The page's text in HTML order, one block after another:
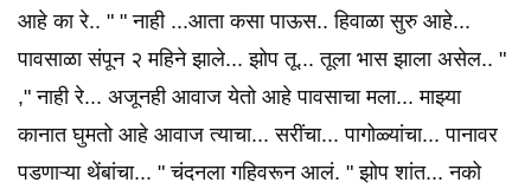
आहे का रे.. " " नाही ...आता कसा पाऊस.. हिवाळा सुरु आहे...
पावसाळा संपून २ महिने झाले... झोप तू... तूला भास झाला असेल.. "
," नाही रे... अजूनही आवाज येतो आहे पावसाचा मला... माझ्या
कानात घुमतो आहे आवाज त्याचा... सरींचा... पागोळ्यांचा... पानावर
पडणाऱ्या थेंबांचा... " चंदनला गहिवरून आलं. " झोप शांत... नको